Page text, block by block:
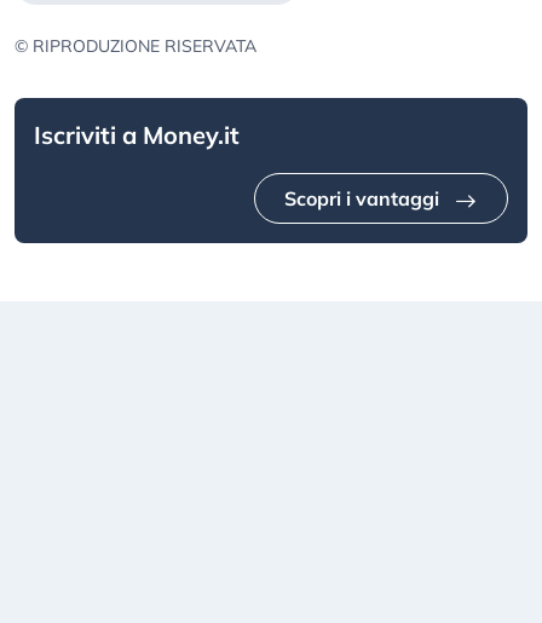
© RIPRODUZIONE RISERVATA
Iscriviti a Money.it
Scopri i vantaggi